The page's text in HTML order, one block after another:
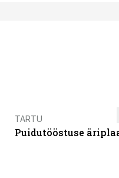
TARTU
Puidutööstuse